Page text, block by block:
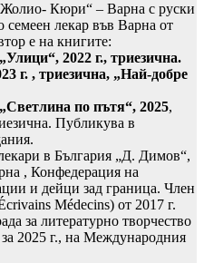
Кюри“ – Варна с руски
лекар във Варна от
е на книгите:
2022 г., триезична.
г. , триезична, „Най-добре
„Светлина по пътя“, 2025,
Публикува в
в България „Д. Димов“,
, Конфедерация на
и дейци зад граница. Член
Médecins) от 2017 г.
за литературно творчество
2025 г., на Международния